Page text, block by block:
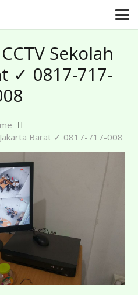
Sekolah
✓ 0817-717-
Jakarta Barat ✓ 0817-717-008